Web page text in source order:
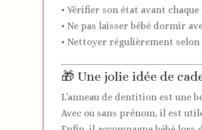
• Vérifier son état avant
• Ne pas laisser bébé dormir
• Nettoyer régulièrement
🎁 Une jolie idée de
L’anneau de dentition est une
Avec ou sans prénom, il est